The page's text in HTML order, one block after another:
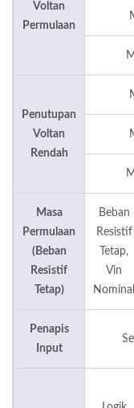
Voltan
Permulaan
Penutupan
Voltan
Rendah
Masa
Permulaan
(Beban
Resistif
Tetap)
Beban
Resistif
Tetap,
Vin
Nominal
Penapis
Input